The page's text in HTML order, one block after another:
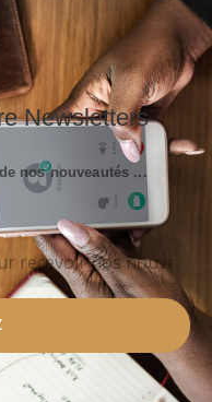
Newsletters
nos nouveautés ...